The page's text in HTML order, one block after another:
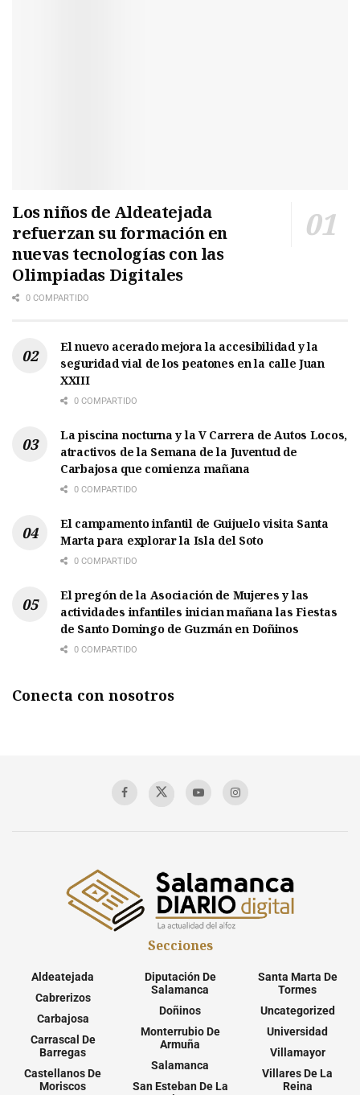
Los niños de Aldeatejada
refuerzan su formación en
nuevas tecnologías con las
Olimpiadas Digitales
0 COMPARTIDO
El nuevo acerado mejora la accesibilidad y la
seguridad vial de los peatones en la calle Juan
XXIII
0 COMPARTIDO
La piscina nocturna y la V Carrera de Autos Locos,
atractivos de la Semana de la Juventud de
Carbajosa que comienza mañana
0 COMPARTIDO
El campamento infantil de Guijuelo visita Santa
Marta para explorar la Isla del Soto
0 COMPARTIDO
El pregón de la Asociación de Mujeres y las
actividades infantiles inician mañana las Fiestas
de Santo Domingo de Guzmán en Doñinos
0 COMPARTIDO
Conecta con nosotros
Secciones
Aldeatejada
Cabrerizos
Carbajosa
Carrascal De
Barregas
Castellanos De
Moriscos
Diputación De
Salamanca
Doñinos
Monterrubio De
Armuña
Salamanca
San Esteban De La
Santa Marta De
Tormes
Uncategorized
Universidad
Villamayor
Villares De La
Reina